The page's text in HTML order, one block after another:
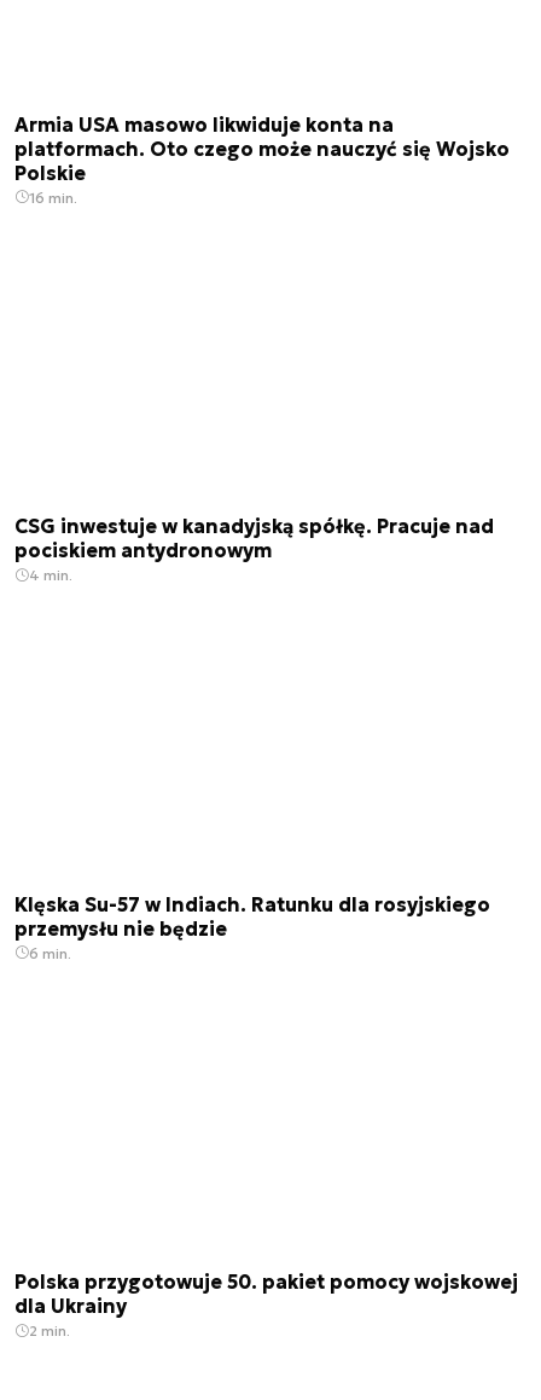
Armia USA masowo likwiduje konta na
platformach. Oto czego może nauczyć się Wojsko
Polskie
16 min.
CSG inwestuje w kanadyjską spółkę. Pracuje nad
pociskiem antydronowym
4 min.
Klęska Su-57 w Indiach. Ratunku dla rosyjskiego
przemysłu nie będzie
6 min.
Polska przygotowuje 50. pakiet pomocy wojskowej
dla Ukrainy
2 min.